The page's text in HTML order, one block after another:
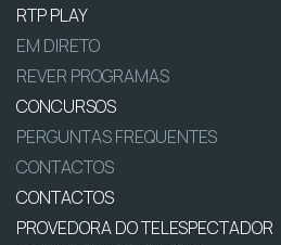
RTP PLAY
EM DIRETO
REVER PROGRAMAS
CONCURSOS
PERGUNTAS FREQUENTES
CONTACTOS
CONTACTOS
PROVEDORA DO TELESPECTADOR